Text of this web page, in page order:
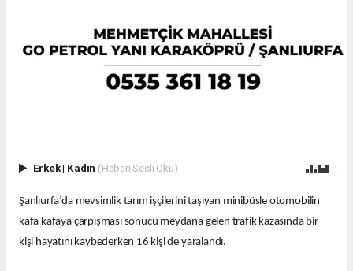
Erkek| Kadın (Haberi Sesli Oku)
Şanlıurfa’da mevsimlik tarım işçilerini taşıyan minibüsle otomobilin
kafa kafaya çarpışması sonucu meydana gelen trafik kazasında bir
kişi hayatını kaybederken 16 kişi de yaralandı.